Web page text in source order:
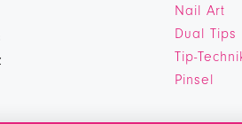
Nail Art
Dual Tips
Tip-
Pinsel